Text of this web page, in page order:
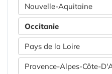
Nouvelle-Aquitaine
Occitanie
Pays de la Loire
Provence-Alpes-Côte-